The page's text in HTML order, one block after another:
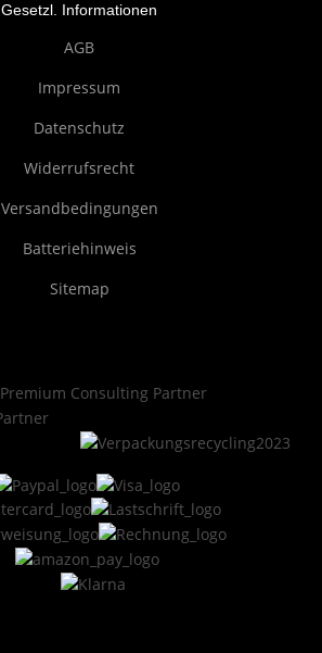
Gesetzl. Informationen
AGB
Impressum
Datenschutz
Widerrufsrecht
Versandbedingungen
Batteriehinweis
Sitemap